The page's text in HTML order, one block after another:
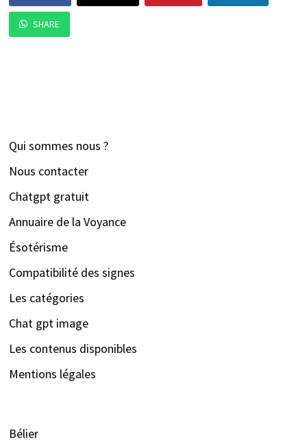
SHARE
Qui sommes nous ?
Nous contacter
Chatgpt gratuit
Annuaire de la Voyance
Ésotérisme
Compatibilité des signes
Les catégories
Chat gpt image
Les contenus disponibles
Mentions légales
Bélier